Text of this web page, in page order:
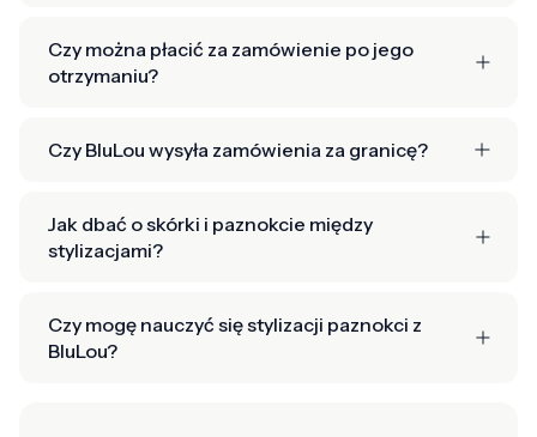
Czy można płacić za zamówienie po jego
otrzymaniu?
Czy BluLou wysyła zamówienia za granicę?
Jak dbać o skórki i paznokcie między
stylizacjami?
Czy mogę nauczyć się stylizacji paznokci z
BluLou?